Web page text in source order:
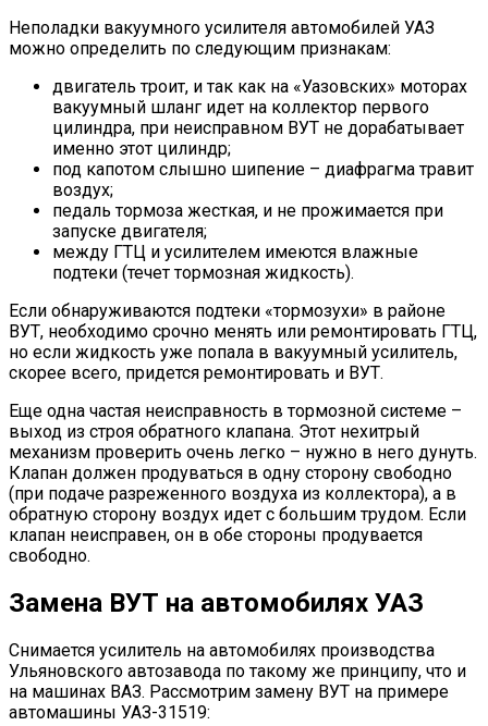
Неполадки вакуумного усилителя автомобилей УАЗ
можно определить по следующим признакам:
двигатель троит, и так как на «Уазовских» моторах
вакуумный шланг идет на коллектор первого
цилиндра, при неисправном ВУТ не дорабатывает
именно этот цилиндр;
под капотом слышно шипение – диафрагма травит
воздух;
педаль тормоза жесткая, и не прожимается при
запуске двигателя;
между ГТЦ и усилителем имеются влажные
подтеки (течет тормозная жидкость).
Если обнаруживаются подтеки «тормозухи» в районе
ВУТ, необходимо срочно менять или ремонтировать ГТЦ,
но если жидкость уже попала в вакуумный усилитель,
скорее всего, придется ремонтировать и ВУТ.
Еще одна частая неисправность в тормозной системе –
выход из строя обратного клапана. Этот нехитрый
механизм проверить очень легко – нужно в него дунуть.
Клапан должен продуваться в одну сторону свободно
(при подаче разреженного воздуха из коллектора), а в
обратную сторону воздух идет с большим трудом. Если
клапан неисправен, он в обе стороны продувается
свободно.
Замена ВУТ на автомобилях УАЗ
Снимается усилитель на автомобилях производства
Ульяновского автозавода по такому же принципу, что и
на машинах ВАЗ. Рассмотрим замену ВУТ на примере
автомашины УАЗ-31519: